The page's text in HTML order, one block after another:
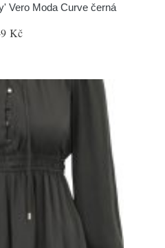
Vero Moda Curve černá
Kč